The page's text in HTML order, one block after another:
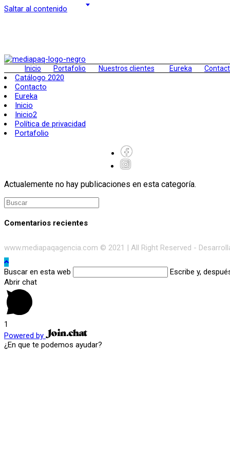
Saltar al contenido
Inicio Portafolio Nuestros clientes Eureka
Catálogo 2020
Contacto
Eureka
Inicio
Inicio2
Política de privacidad
Portafolio
Actualemente no hay publicaciones en esta categoría.
Comentarios recientes
www.mediapaqagencia.com © 2021 | All Right Reserved -
Buscar en esta web
Escribe y,
Abrir chat
1
Powered by
¿En que te podemos ayudar?